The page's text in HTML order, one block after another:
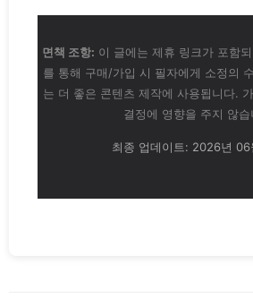
면책 조항: 이 글에는 제휴 링크가 포함
를 통해 구매/가입 시 필자에게 소정의
는 더 좋은 콘텐츠 제작에 사용됩니다.
결정에 영향을 주지 않습
최종 업데이트: 2026년 06